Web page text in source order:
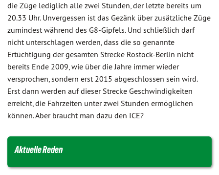
die Züge lediglich alle zwei Stunden, der letzte bereits um
20.33 Uhr. Unvergessen ist das Gezänk über zusätzliche Züge
zumindest während des G8-Gipfels. Und schließlich darf
nicht unterschlagen werden, dass die so genannte
Ertüchtigung der gesamten Strecke Rostock-Berlin nicht
bereits Ende 2009, wie über die Jahre immer wieder
versprochen, sondern erst 2015 abgeschlossen sein wird.
Erst dann werden auf dieser Strecke Geschwindigkeiten
erreicht, die Fahrzeiten unter zwei Stunden ermöglichen
können. Aber braucht man dazu den ICE?
Aktuelle Reden